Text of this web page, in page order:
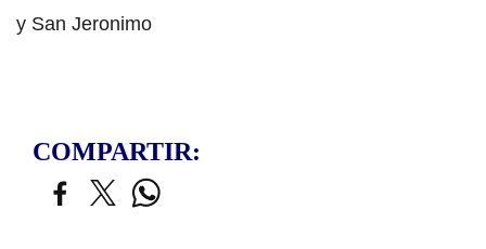
y San Jeronimo
COMPARTIR: